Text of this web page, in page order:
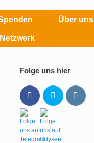
Über uns
Netzwerk
Folge uns hier